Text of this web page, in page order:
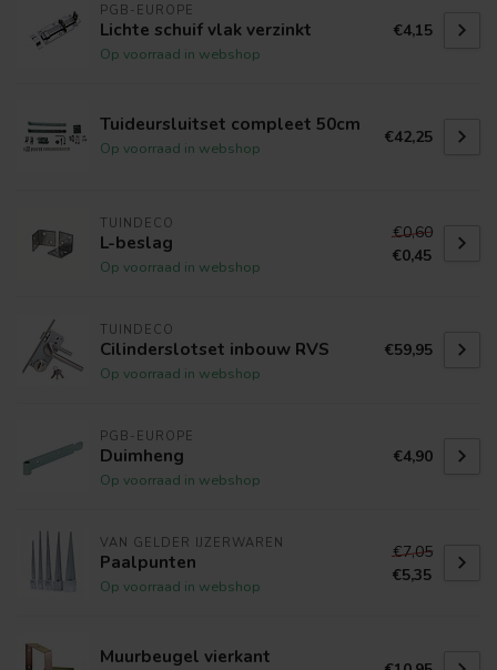
PGB-EUROPE
Lichte schuif vlak verzinkt
Op voorraad in webshop
€4,15
Tuideursluitset compleet 50cm
Op voorraad in webshop
€42,25
TUINDECO
L-beslag
Op voorraad in webshop
€0,60
€0,45
TUINDECO
Cilinderslotset inbouw RVS
Op voorraad in webshop
€59,95
PGB-EUROPE
Duimheng
Op voorraad in webshop
€4,90
VAN GELDER IJZERWAREN
Paalpunten
Op voorraad in webshop
€7,05
€5,35
Muurbeugel vierkant